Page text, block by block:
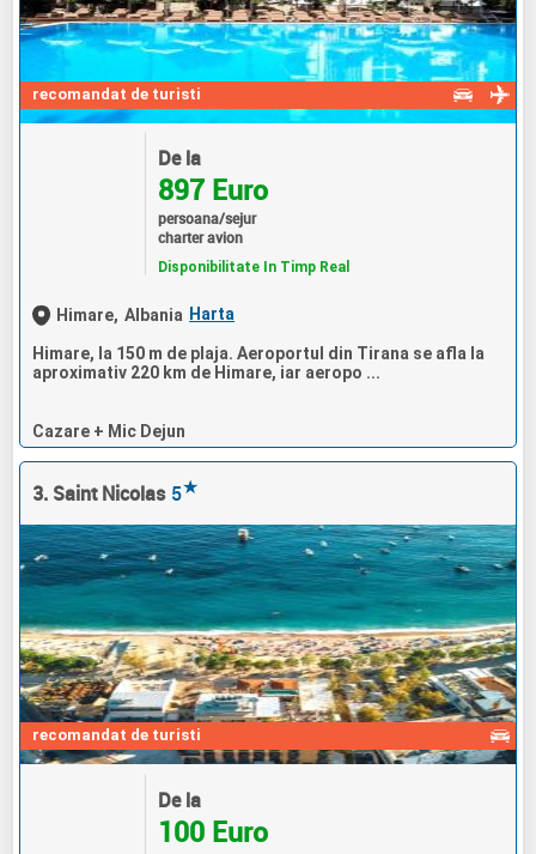
recomandat de turisti
De la
897 Euro
persoana/sejur
charter avion
Disponibilitate In Timp Real
Himare, Albania Harta
Himare, la 150 m de plaja. Aeroportul din Tirana se afla la
aproximativ 220 km de Himare, iar aeropo ...
Cazare + Mic Dejun
3. Saint Nicolas 5★
recomandat de turisti
De la
100 Euro